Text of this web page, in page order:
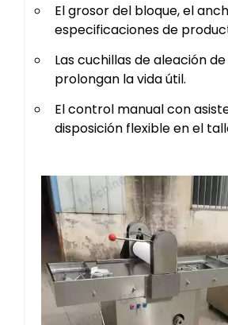
El grosor del bloque, el
especificaciones de
Las cuchillas de aleación
prolongan la vida útil.
El control manual con
disposición flexible en el